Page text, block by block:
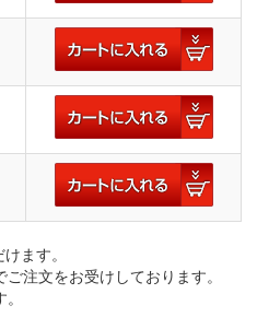
ます。
注文をお受けしております。